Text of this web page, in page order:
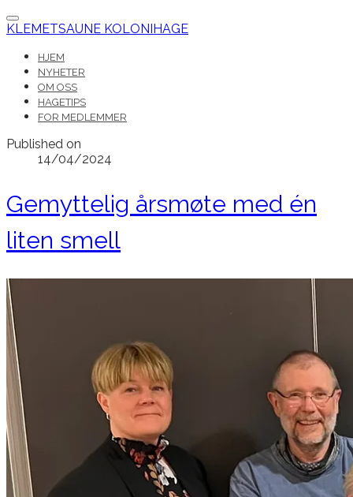
KLEMETSAUNE KOLONIHAGE
HJEM
NYHETER
OM OSS
HAGETIPS
FOR MEDLEMMER
Published on
14/04/2024
Gemyttelig årsmøte med én
liten smell